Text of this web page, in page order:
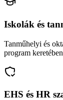
Iskolák és
Tanműhelyi és
program
EHS és HR